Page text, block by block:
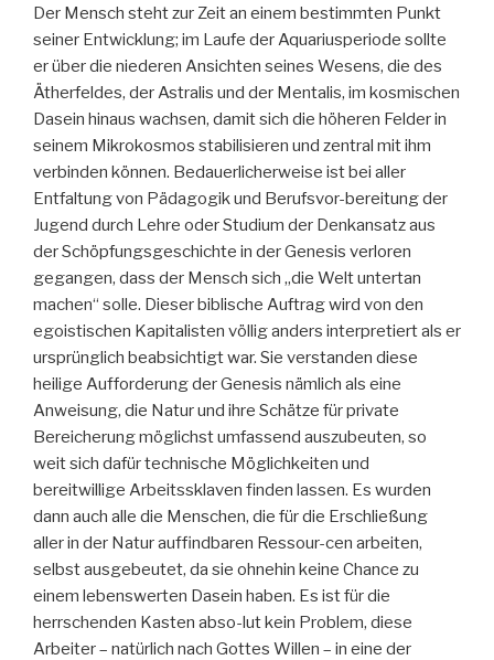
Der Mensch steht zur Zeit an einem bestimmten Punkt
seiner Entwicklung; im Laufe der Aquariusperiode sollte
er über die niederen Ansichten seines Wesens, die des
Ätherfeldes, der Astralis und der Mentalis, im kosmischen
Dasein hinaus wachsen, damit sich die höheren Felder in
seinem Mikrokosmos stabilisieren und zentral mit ihm
verbinden können. Bedauerlicherweise ist bei aller
Entfaltung von Pädagogik und Berufsvor-bereitung der
Jugend durch Lehre oder Studium der Denkansatz aus
der Schöpfungsgeschichte in der Genesis verloren
gegangen, dass der Mensch sich „die Welt untertan
machen“ solle. Dieser biblische Auftrag wird von den
egoistischen Kapitalisten völlig anders interpretiert als er
ursprünglich beabsichtigt war. Sie verstanden diese
heilige Aufforderung der Genesis nämlich als eine
Anweisung, die Natur und ihre Schätze für private
Bereicherung möglichst umfassend auszubeuten, so
weit sich dafür technische Möglichkeiten und
bereitwillige Arbeitssklaven finden lassen. Es wurden
dann auch alle die Menschen, die für die Erschließung
aller in der Natur auffindbaren Ressour-cen arbeiten,
selbst ausgebeutet, da sie ohnehin keine Chance zu
einem lebenswerten Dasein haben. Es ist für die
herrschenden Kasten abso-lut kein Problem, diese
Arbeiter – natürlich nach Gottes Willen – in eine der